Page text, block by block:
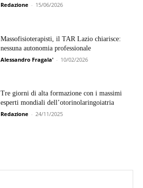
Redazione - 15/06/2026
Massofisioterapisti, il TAR Lazio chiarisce:
nessuna autonomia professionale
Alessandro Fragala' - 10/02/2026
Tre giorni di alta formazione con i massimi
esperti mondiali dell’otorinolaringoiatria
Redazione - 24/11/2025